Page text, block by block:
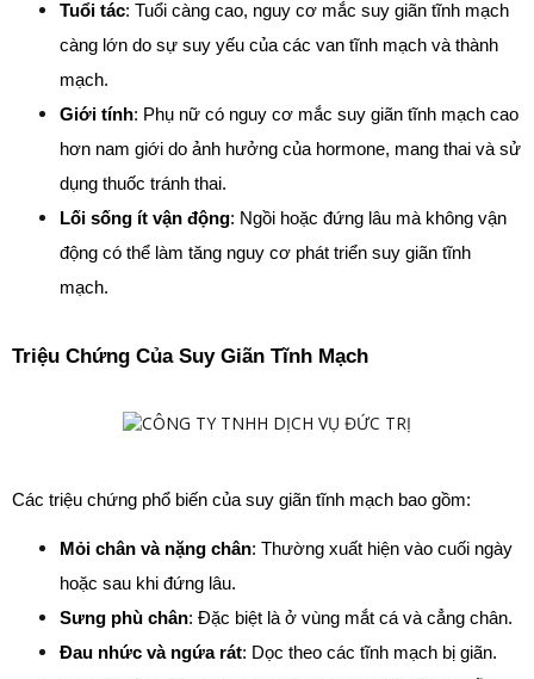
Tuổi tác: Tuổi càng cao, nguy cơ mắc suy giãn tĩnh mạch
càng lớn do sự suy yếu của các van tĩnh mạch và thành
mạch.
Giới tính: Phụ nữ có nguy cơ mắc suy giãn tĩnh mạch cao
hơn nam giới do ảnh hưởng của hormone, mang thai và sử
dụng thuốc tránh thai.
Lối sống ít vận động: Ngồi hoặc đứng lâu mà không vận
động có thể làm tăng nguy cơ phát triển suy giãn tĩnh
mạch.
Triệu Chứng Của Suy Giãn Tĩnh Mạch
Các triệu chứng phổ biến của suy giãn tĩnh mạch bao gồm:
Mỏi chân và nặng chân: Thường xuất hiện vào cuối ngày
hoặc sau khi đứng lâu.
Sưng phù chân: Đặc biệt là ở vùng mắt cá và cẳng chân.
Đau nhức và ngứa rát: Dọc theo các tĩnh mạch bị giãn.